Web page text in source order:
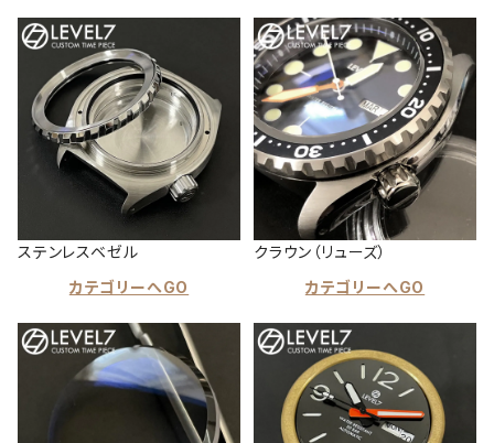
ステンレスベゼル
カテゴリーへGO
クラウン（リューズ）
カテゴリーへGO